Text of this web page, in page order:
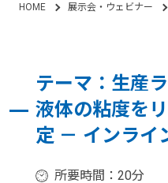
HOME 展示会・ウェビナー
テーマ：生産
液体の粘度を
定 － インライ
所要時間：20分